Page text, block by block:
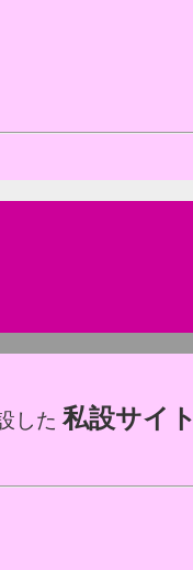
した私設サイト